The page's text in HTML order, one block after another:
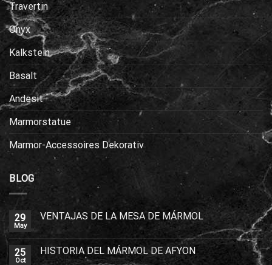
Travertin
Onyx
Kalkstein
Basalt
Andesit
Marmorstatue
Marmor-Accessoires Dekorativ
BLOG
29
May
VENTAJAS DE LA MESA DE MÁRMOL
25
Oct
HISTORIA DEL MÁRMOL DE AFYON